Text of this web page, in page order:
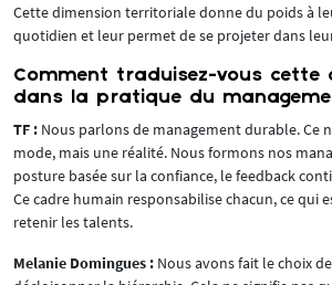
Cette dimension territoriale donne du poids à
quotidien et leur permet de se projeter dans
Comment traduisez-vous cette
dans la pratique du
TF : Nous parlons de management durable. Ce
mode, mais une réalité. Nous formons nos
posture basée sur la confiance, le feedback
Ce cadre humain responsabilise chacun, ce qui
retenir les talents.
Melanie Domingues : Nous avons fait le choix